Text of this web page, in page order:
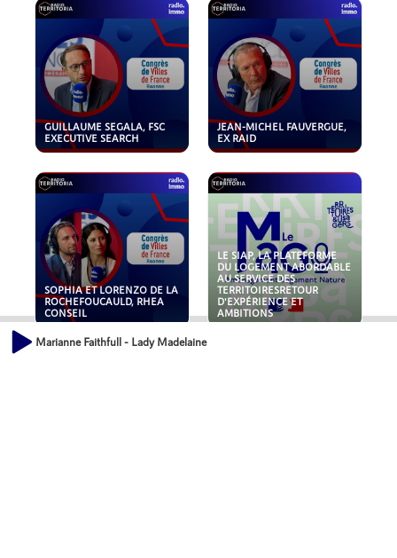
GUILLAUME SEGALA, FSC
EXECUTIVE SEARCH
JEAN-MICHEL FAUVERGUE,
EX RAID
SOPHIA ET LORENZO DE LA
ROCHEFOUCAULD, RHEA
CONSEIL
LE SIAP, LA PLATEFORME
DU LOGEMENT ABORDABLE
AU SERVICE DES
TERRITOIRESRETOUR
D'EXPÉRIENCE ET
AMBITIONS
Marianne Faithfull - Lady Madelaine